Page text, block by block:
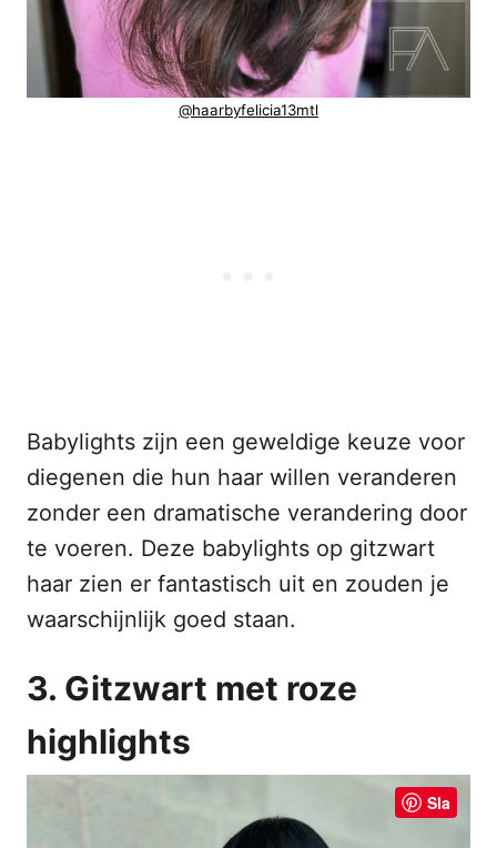
@haarbyfelicia13mtl
Babylights zijn een geweldige keuze voor
diegenen die hun haar willen veranderen
zonder een dramatische verandering door
te voeren. Deze babylights op gitzwart
haar zien er fantastisch uit en zouden je
waarschijnlijk goed staan.
3. Gitzwart met roze
highlights
Sla